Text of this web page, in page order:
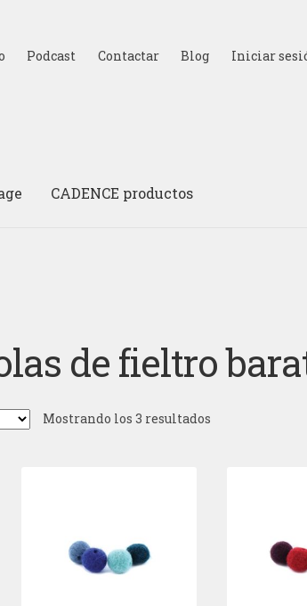
Podcast Contactar Blog Iniciar
CADENCE productos
de fieltro
Mostrando los 3 resultados